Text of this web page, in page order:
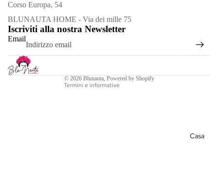
Bracciali
Collane
VediCasa
Corso Europa, 54
BLUNAUTA HOME - Via dei mille 75
Iscriviti alla nostra Newsletter
Email
© 2026 Blunauta, Powered by Shopify
Termini e informative
Informativa sulla privacy
Termini e condizioni del servizio
Informativa sulle spedizioni
Recapiti